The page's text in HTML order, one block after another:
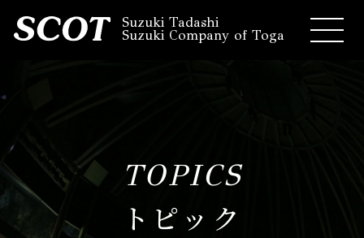
Suzuki Tadashi
Suzuki Company of Toga
TOPICS
トピック